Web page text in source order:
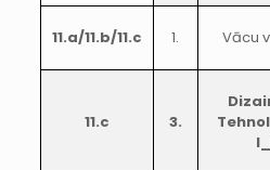
11.a/11.b/11.c 1. Vācu
11.c 3.